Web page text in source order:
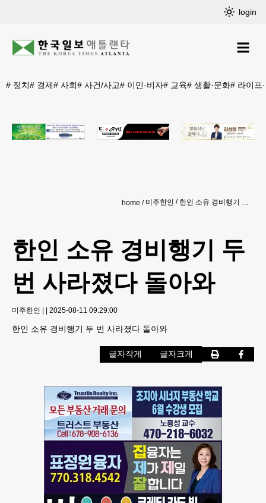
login
# 정치# 경제# 사회# 사건/사고# 이민·비자# 교육# 생활·문화# 라이프
home 미주한인 한인 소유 경비행기 두 번 사라졌다 돌아와
한인 소유 경비행기 두
번 사라졌다 돌아와
미주한인 | | 2025-08-11 09:29:00
한인 소유 경비행기 두 번 사라졌다 돌아와
글자작게 글자크게